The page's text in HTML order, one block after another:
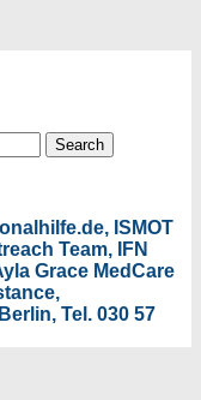
ISMOT
Team, IFN
Grace MedCare
Tel. 030 57